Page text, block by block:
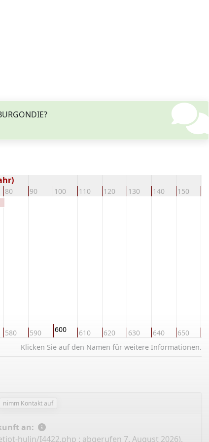
80 90 100 110 120 130 140 150
580 590 600 610 620 630 640 650
Klicken Sie auf den Namen für weitere Informationen.
nimm Kontakt auf
an:
hulin/I4422.php : abgerufen 7. August 2026),